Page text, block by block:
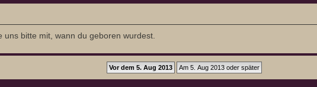
bitte mit, wann du geboren wurdest.